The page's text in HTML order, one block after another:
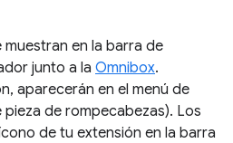
en la barra de
junto a la Omnibox.
aparecerán en el menú de
de rompecabezas). Los
de tu extensión en la barra